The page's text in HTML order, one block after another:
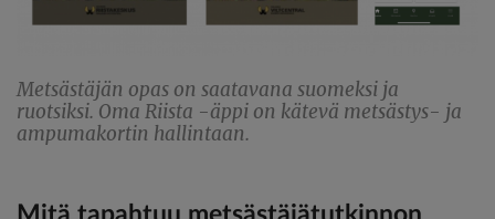
Metsästäjän opas on saatavana suomeksi ja
ruotsiksi. Oma Riista -äppi on kätevä metsästys- ja
ampumakortin hallintaan.